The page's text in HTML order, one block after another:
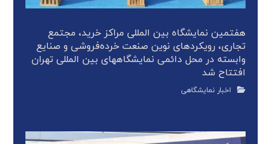
هفتمین نمایشگاه بین المللی مراکز خرید، مجتمع
تجاری، رویکردهای نوین صنعت خرده‌فروشی و صنایع
وابسته در محل دائمی نمایشگاههای بین المللی تهران
افتتاح شد
اخبار نمایشگاهی